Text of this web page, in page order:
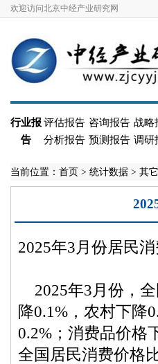
欢迎访问北京中经产业研究网
行业报
告
评估报告 咨询报告 战略
分析报告 预测报告 调研
当前位置： 首页 > 统计数据 > 其
2025年3月份居民
2025年3月份，全
降0.1%，农村下降
0.2%；消费品价格
全国居民消费价格